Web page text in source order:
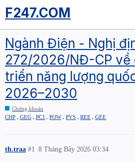
F247.COM
Ngành Điện - Nghị
272/2026/NĐ-CP về
triển năng lượng
2026–2030
Chứng khoán
CHP
GEG PC1 ,POW ,PVS ,REE GEE
th.traa 8 Tháng Bảy 2026 03:34
#1